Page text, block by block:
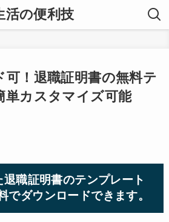
活の便利技
可！退職証明書の無料テ
単カスタマイズ可能
職証明書のテンプレート
でダウンロードできます。